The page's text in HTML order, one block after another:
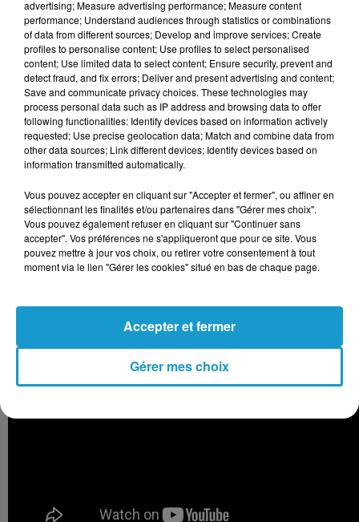
Lundi, une vidéo enregistrée de la chanteuse
a été diffusée lors de la première demi-finale.
Elle y partageait son attachement à la Suisse
et à l’Eurovision, sans confirmer sa présence.
Était-ce un adieu en douceur ou un prélude
à un moment fort samedi soir ? Le suspense
Céline Dion fera-t-elle vibrer l’Eurovision une
fois encore ? La réponse pourrait bien
tomber à la dernière minute.
advertising; Measure advertising performance; Measure content
performance; Understand audiences through statistics or combinations
of data from different sources; Develop and improve services; Create
profiles to personalise content; Use profiles to select personalised
content; Use limited data to select content; Ensure security, prevent and
detect fraud, and fix errors; Deliver and present advertising and content;
Save and communicate privacy choices. These technologies may
process personal data such as IP address and browsing data to offer
following functionalities: Identify devices based on information actively
requested; Use precise geolocation data; Match and combine data from
other data sources; Link different devices; Identify devices based on
information transmitted automatically.
Vous pouvez accepter en cliquant sur "Accepter et fermer", ou affiner en
sélectionnant les finalités et/ou partenaires dans "Gérer mes choix".
Vous pouvez également refuser en cliquant sur "Continuer sans
accepter". Vos préférences ne s'appliqueront que pour ce site. Vous
pouvez mettre à jour vos choix, ou retirer votre consentement à tout
moment via le lien "Gérer les cookies" situé en bas de chaque page.
Gérer mes choix
Accepter et fermer